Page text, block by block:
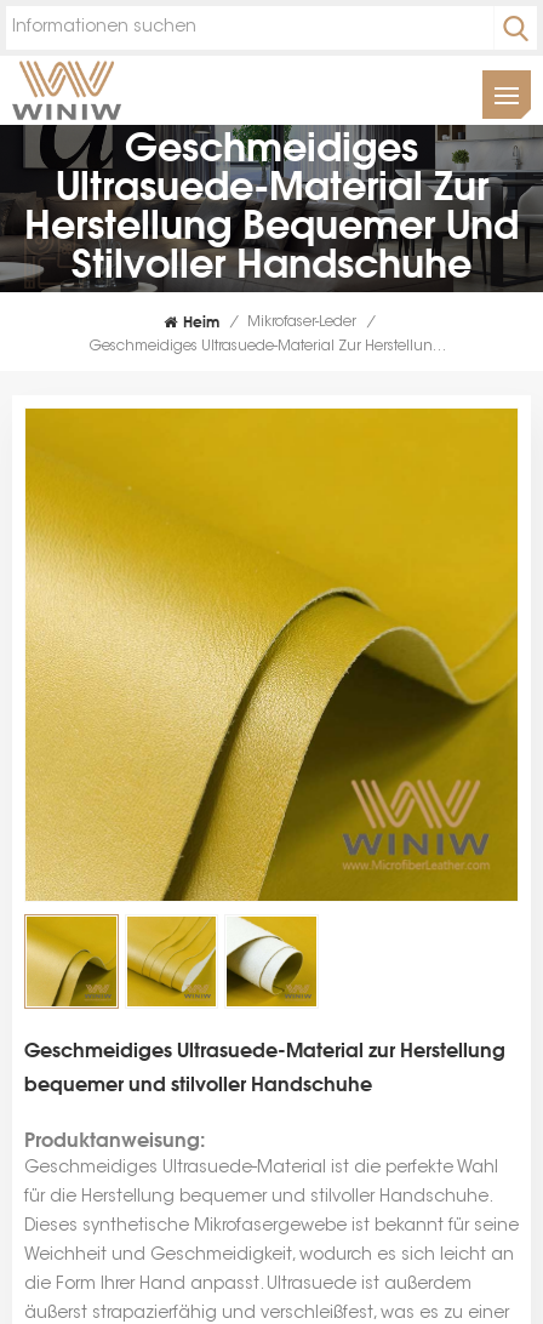
Geschmeidiges
Ultrasuede-Material Zur
Herstellung Bequemer Und
Stilvoller Handschuhe
Heim / Mikrofaser-Leder
/
Geschmeidiges Ultrasuede-Material Zur Herstellung Bequemer Und Stilvoller Handschuhe
Geschmeidiges Ultrasuede-Material zur Herstellung
bequemer und stilvoller Handschuhe
Produktanweisung:
Geschmeidiges Ultrasuede-Material ist die perfekte Wahl
für die Herstellung bequemer und stilvoller Handschuhe.
Dieses synthetische Mikrofasergewebe ist bekannt für seine
Weichheit und Geschmeidigkeit, wodurch es sich leicht an
die Form Ihrer Hand anpasst. Ultrasuede ist außerdem
äußerst strapazierfähig und verschleißfest, was es zu einer